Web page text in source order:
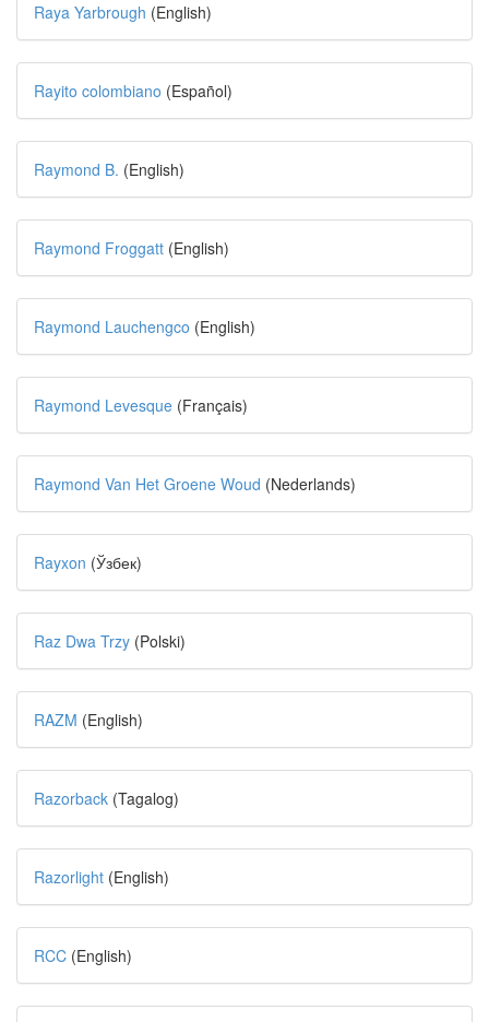
Raya Yarbrough (English)
Rayito colombiano (Español)
Raymond B. (English)
Raymond Froggatt (English)
Raymond Lauchengco (English)
Raymond Levesque (Français)
Raymond Van Het Groene Woud (Nederlands)
Rayxon (Ўзбек)
Raz Dwa Trzy (Polski)
RAZM (English)
Razorback (Tagalog)
Razorlight (English)
RCC (English)